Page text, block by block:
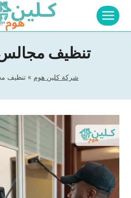
التجاوز
المحتوى
تنظيف مجالس
شركة كلين هوم » تنظيف